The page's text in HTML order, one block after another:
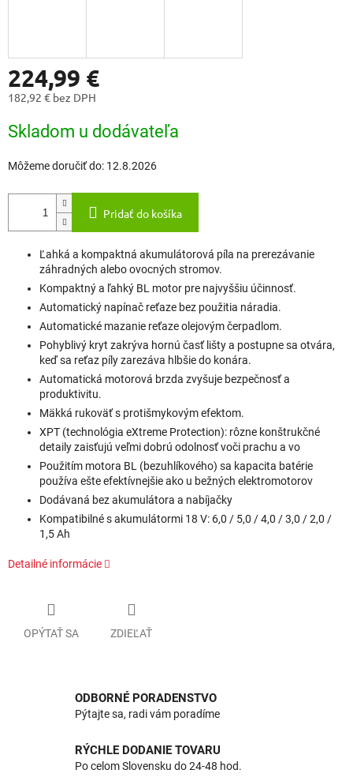
224,99 €
182,92 € bez DPH
cena:
Skladom u dodávateľa
Môžeme doručiť do: 12.8.2026
Pridať do košíka
Ľahká a kompaktná akumulátorová píla na prerezávanie
záhradných alebo ovocných stromov.
Kompaktný a ľahký BL motor pre najvyššiu účinnosť.
Automatický napínač reťaze bez použitia náradia.
Automatické mazanie reťaze olejovým čerpadlom.
Pohyblivý kryt zakrýva hornú časť lišty a postupne sa otvára,
keď sa reťaz píly zarezáva hlbšie do konára.
Automatická motorová brzda zvyšuje bezpečnosť a
produktivitu.
Mäkká rukoväť s protišmykovým efektom.
XPT (technológia eXtreme Protection): rôzne konštrukčné
detaily zaisťujú veľmi dobrú odolnosť voči prachu a vo
Použitím motora BL (bezuhlíkového) sa kapacita batérie
používa ešte efektívnejšie ako u bežných elektromotorov
Dodávaná bez akumulátora a nabíjačky
Kompatibilné s akumulátormi 18 V: 6,0 / 5,0 / 4,0 / 3,0 / 2,0 /
1,5 Ah
Detailné informácie
OPÝTAŤ SA ZDIEĽAŤ
ODBORNÉ PORADENSTVO
Pýtajte sa, radi vám poradíme
RÝCHLE DODANIE TOVARU
Po celom Slovensku do 24-48 hod.